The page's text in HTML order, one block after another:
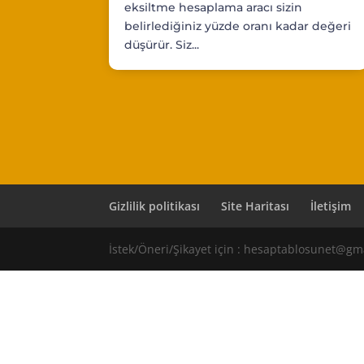
eksiltme hesaplama aracı sizin
belirlediğiniz yüzde oranı kadar değeri
düşürür. Siz...
Gizlilik politikası Site Haritası İletişim
İstek/Öneri/Şikayet için :